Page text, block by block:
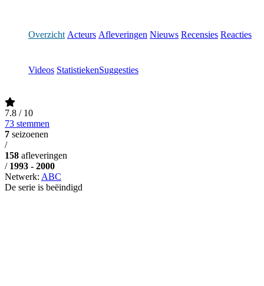
Overzicht Acteurs Afleveringen Nieuws Recensies Reacties
Videos StatistiekenSuggesties
7.8 / 10
73 stemmen
7 seizoenen
/
158 afleveringen
/ 1993 - 2000
Netwerk: ABC
De serie is beëindigd